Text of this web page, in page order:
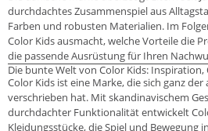
durchdachtes Zusammenspiel aus
Farben und robusten Materialien. Im
Color Kids ausmacht, welche Vorteile die
die passende Ausrüstung für Ihren
Die bunte Welt von Color Kids:
Color Kids ist eine Marke, die sich ganz
verschrieben hat. Mit skandinavischem
durchdachter Funktionalität entwickelt
Kleidungsstücke, die Spiel und Bewegung